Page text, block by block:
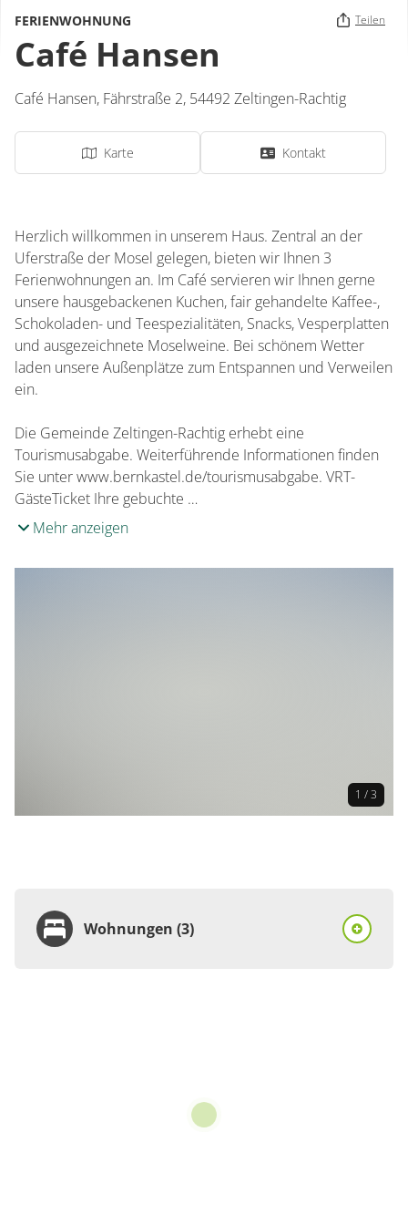
FERIENWOHNUNG Teilen
Café Hansen
Café Hansen, Fährstraße 2, 54492 Zeltingen-Rachtig
Karte Kontakt
Herzlich willkommen in unserem Haus. Zentral an der
Uferstraße der Mosel gelegen, bieten wir Ihnen 3
Ferienwohnungen an. Im Café servieren wir Ihnen gerne
unsere hausgebackenen Kuchen, fair gehandelte Kaffee-,
Schokoladen- und Teespezialitäten, Snacks, Vesperplatten
und ausgezeichnete Moselweine. Bei schönem Wetter
laden unsere Außenplätze zum Entspannen und Verweilen
ein.
Die Gemeinde Zeltingen-Rachtig erhebt eine
Tourismusabgabe. Weiterführende Informationen finden
Sie unter www.bernkastel.de/tourismusabgabe. VRT-
GästeTicket Ihre gebuchte …
Mehr anzeigen
1 / 3
Wohnungen (3)
pro Einheit/Nacht